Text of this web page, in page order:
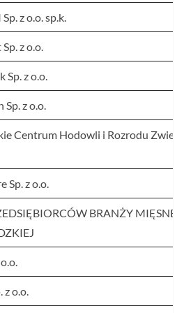
z o.o. sp.k.
z o.o.
Sp. z o.o.
Sp. z o.o.
Centrum Hodowli i Rozrodu
Sp. z o.o.
BRANŻY MIĘSNEJ
z o.o.